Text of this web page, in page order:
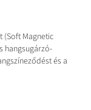
(Soft Magnetic
hangsugárzó-
és a